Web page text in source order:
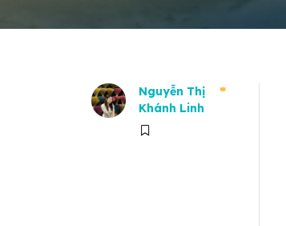
Nguyễn Thị
Khánh Linh